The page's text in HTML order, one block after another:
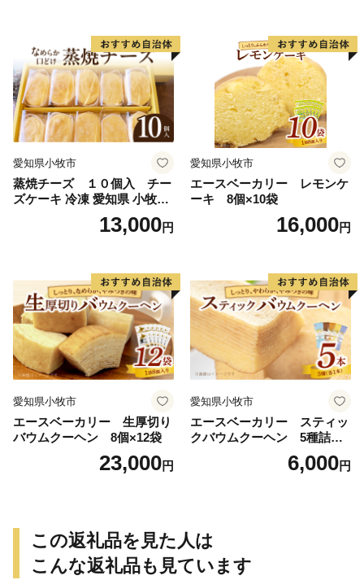
凍 愛知県 小牧市 アンプチベ
アやぐま
知県 小牧市 アンプチベアや
愛知県小牧市
蒸焼チーズ １０個入 チー
ズケーキ 冷凍 愛知県 小牧市
アンプチベアやぐま13,000円
愛知県小牧市
エースベーカリー レモンケ
ーキ 8個×10袋
16,000円
愛知県小牧市
エースベーカリー 生厚切り
バウムクーヘン 8個×12袋
23,000円
愛知県小牧市
エースベーカリー スティッ
クバウムクーヘン 5種詰合
せ バウムクーヘン バーム
クーヘン おやつ おかし スイ
6,000円
この返礼品を見た人は
こんな返礼品も見ています